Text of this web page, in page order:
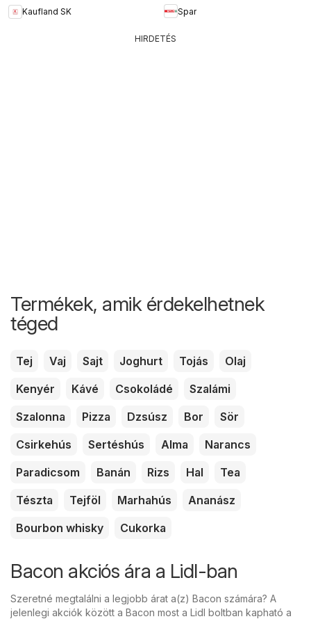
Kaufland SK
Spar
HIRDETÉS
Termékek, amik érdekelhetnek
téged
Tej Vaj Sajt Joghurt Tojás
Olaj
Kenyér
Kávé Csokoládé
Szalámi
Szalonna
Pizza Dzsúsz Bor
Sör
Csirkehús
Sertéshús Alma
Narancs
Paradicsom
Banán Rizs Hal
Tea
Tészta
Tejföl Marhahús
Ananász
Bourbon whisky
Cukorka
Bacon akciós ára a Lidl-ban
Szeretné megtalálni a legjobb árat a(z) Bacon számára? A
jelenlegi akciók között a Bacon most a Lidl boltban kapható a